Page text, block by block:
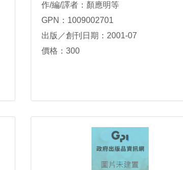
作/編/譯者：顏應明等
GPN：1009002701
出版／創刊日期：2001-07
價格：300